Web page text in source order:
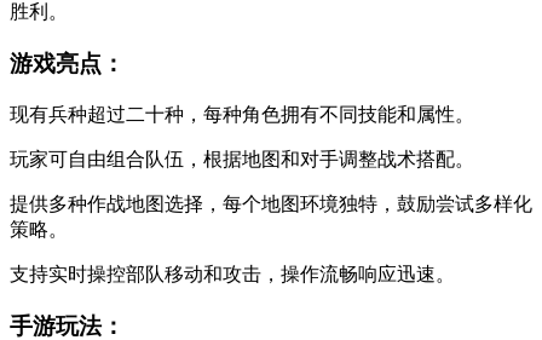
胜利。
游戏亮点：
现有兵种超过二十种，每种角色拥有不同技能和属性。
玩家可自由组合队伍，根据地图和对手调整战术搭配。
提供多种作战地图选择，每个地图环境独特，鼓励尝试多样化
策略。
支持实时操控部队移动和攻击，操作流畅响应迅速。
手游玩法：